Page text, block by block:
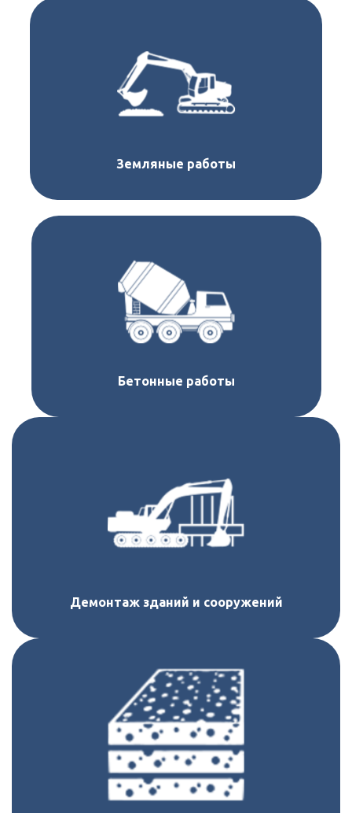
Земляные работы
Бетонные работы
Демонтаж зданий и сооружений